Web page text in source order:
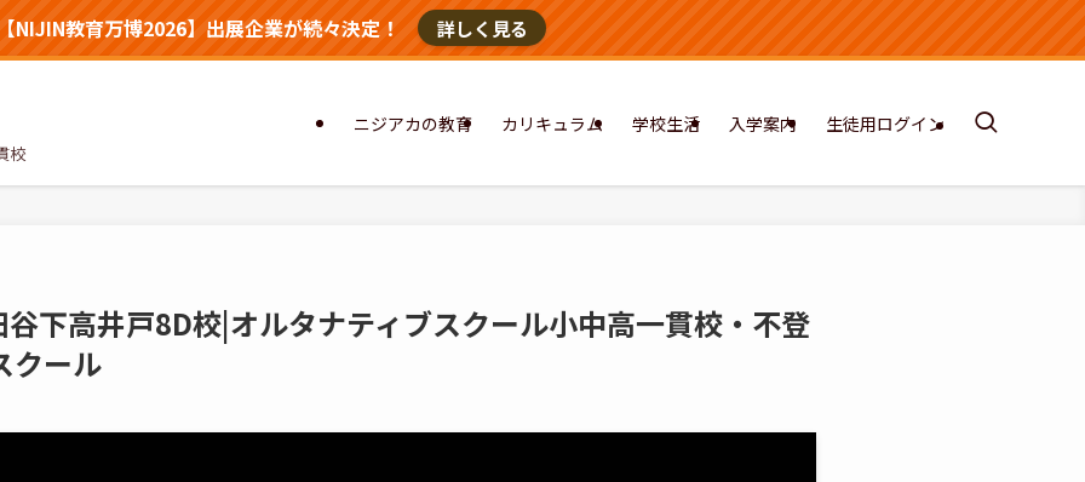
NIJIN教育万博2026】出展企業が続々決定！ 詳しく見る
校
ニジアカの教育 カリキュラム 学校生活 入学案内 生徒用ログイン
下高井戸8D校|オルタナティブスクール小中高一貫校・不登
クール